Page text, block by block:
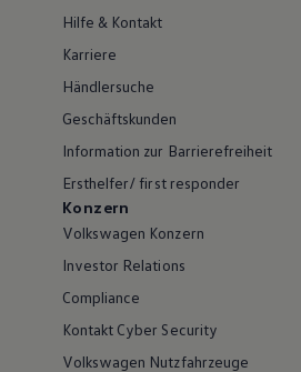
Hilfe & Kontakt
Karriere
Händlersuche
Geschäftskunden
Information zur Barrierefreiheit
Ersthelfer/ first responder
Konzern
Volkswagen Konzern
Investor Relations
Compliance
Kontakt Cyber Security
Volkswagen Nutzfahrzeuge